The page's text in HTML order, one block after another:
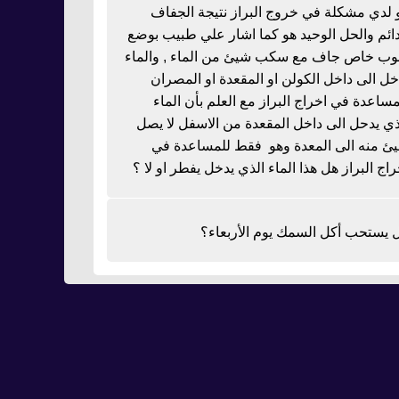
لدي مشكلة في خروج البراز نتيجة الجفاف
والحل الوحيد هو كما اشار علي طبيب بوضع
خاص جاف مع سكب شيئ من الماء , والماء
الى داخل الكولن او المقعدة او المصران
في اخراج البراز مع العلم بأن الماء
يدحل الى داخل المقعدة من الاسفل لا يصل
منه الى المعدة وهو فقط للمساعدة في
البراز هل هذا الماء الذي يدخل يفطر او لا ؟
يستحب أكل السمك يوم الأربعاء؟